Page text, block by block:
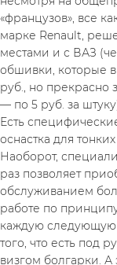
«французов», все
марке Renault,
местами и с ВАЗ
обшивки, которые
руб., но прекрасно
— по 5 руб. за
Есть
оснастка для
Наоборот,
раз позволяет
обслуживанием
работе по
каждую следующую
того, что есть под
визгом болгарки. А